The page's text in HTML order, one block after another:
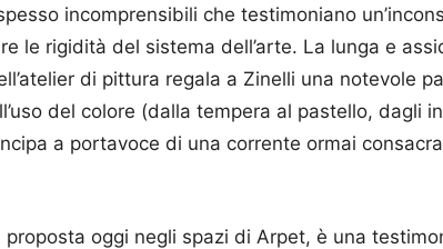
incomprensibili che testimoniano
le rigidità del sistema dell’arte. La lunga e
di pittura regala a Zinelli una notevole
del colore (dalla tempera al pastello, dagli
a portavoce di una corrente ormai
proposta oggi negli spazi di Arpet, è una